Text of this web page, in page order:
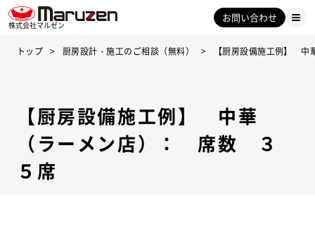
株式会社マルゼン
お問い合わせ
トップ 厨房設計・施工のご相談（無料） 【厨房設備施工例】
【厨房設備施工例】 中華
（ラーメン店）： 席数 ３
５席